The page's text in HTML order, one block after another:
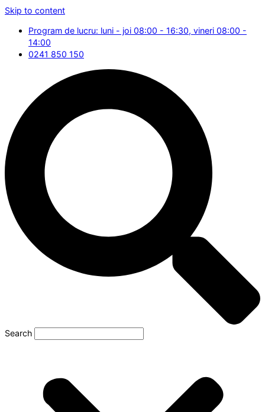
Skip to content
Program de lucru: luni - joi 08:00 - 16:30, vineri 08:00 -
14:00
0241 850 150
Search